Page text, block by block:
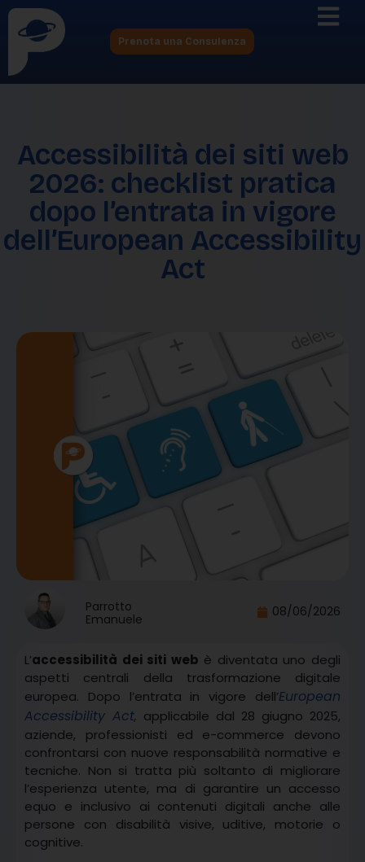
Prenota una Consulenza
Accessibilità dei siti web
2026: checklist pratica
dopo l’entrata in vigore
dell’European Accessibility
Act
Parrotto
Emanuele
08/06/2026
L’accessibilità dei siti web è diventata uno degli
aspetti centrali della trasformazione digitale
europea. Dopo l’entrata in vigore dell’European
Accessibility Act, applicabile dal 28 giugno 2025,
aziende, professionisti ed e-commerce devono
confrontarsi con nuove responsabilità normative e
tecniche. Non si tratta più soltanto di migliorare
l’esperienza utente, ma di garantire un accesso
equo e inclusivo ai contenuti digitali anche alle
persone con disabilità visive, uditive, motorie o
cognitive.